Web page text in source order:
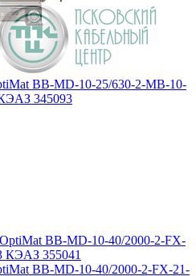
BB-MD-10-25/630-2-MB-10-
345093
BB-MD-10-40/2000-2-FX-21-